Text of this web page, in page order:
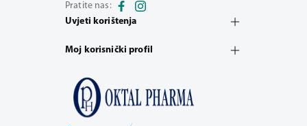
Pratite nas:
Uvjeti korištenja
Moj korisnički profil